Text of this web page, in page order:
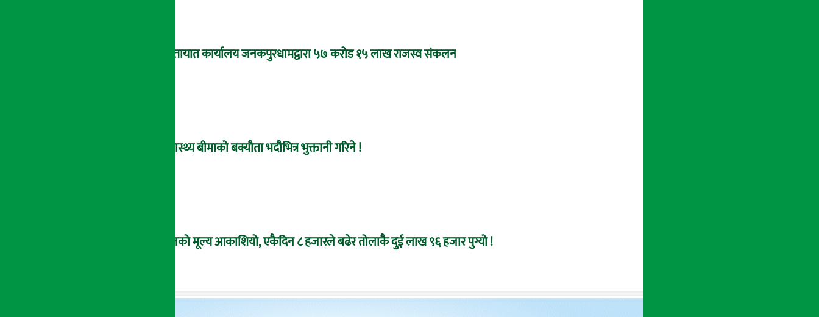
यातायात कार्यालय जनकपुरधामद्वारा ५७ करोड १५ लाख राजस्व संकलन
स्वास्थ्य बीमाको बक्यौता भदौभित्र भुक्तानी गरिने !
सुनको मूल्य आकाशियो, एकैदिन ८ हजारले बढेर तोलाकै दुई लाख ९६ हजार पुग्यो !